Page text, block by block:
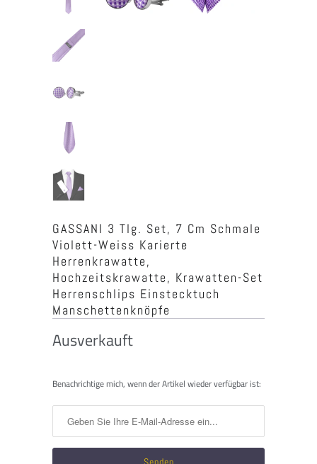
GASSANI 3 Tlg. Set, 7 Cm Schmale
Violett-Weiss Karierte
Herrenkrawatte,
Hochzeitskrawatte, Krawatten-Set
Herrenschlips Einstecktuch
Manschettenknöpfe
Ausverkauft
Benachrichtigen
wenn
Benachrichtige mich, wenn der Artikel wieder verfügbar ist: